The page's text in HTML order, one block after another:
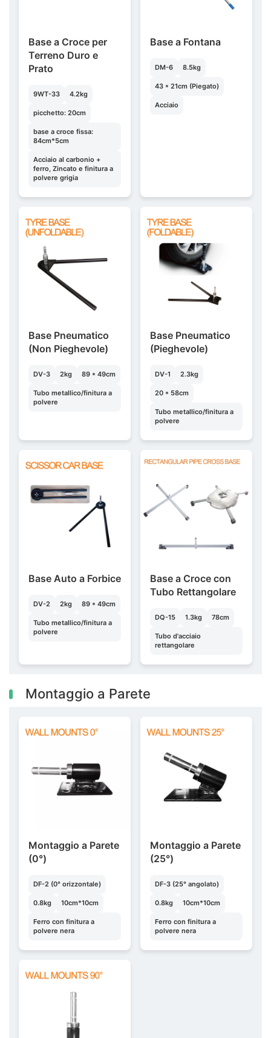
Base a Croce per
Terreno Duro e
Prato
9WT-33 4.2kg
picchetto: 20cm
base a croce fissa:
84cm*5cm
Acciaio al carbonio +
ferro, Zincato e finitura a
polvere grigia
Base a Fontana
DM-6 8.5kg
43 * 21cm (Piegato)
Acciaio
Base Pneumatico
(Non Pieghevole)
DV-3 2kg 89 * 49cm
Tubo metallico/finitura a
polvere
Base Pneumatico
(Pieghevole)
DV-1 2.3kg
20 * 58cm
Tubo metallico/finitura a
polvere
Base Auto a Forbice
DV-2 2kg 89 * 49cm
Tubo metallico/finitura a
polvere
Base a Croce con
Tubo Rettangolare
DQ-15 1.3kg 78cm
Tubo d'acciaio
rettangolare
Montaggio a Parete
Montaggio a Parete
(0°)
DF-2 (0° orizzontale)
0.8kg 10cm*10cm
Ferro con finitura a
polvere nera
Montaggio a Parete
(25°)
DF-3 (25° angolato)
0.8kg 10cm*10cm
Ferro con finitura a
polvere nera